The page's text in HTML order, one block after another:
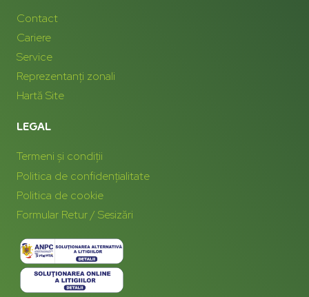
Contact
Cariere
Service
Reprezentanți zonali
Hartă Site
LEGAL
Termeni și condiții
Politica de confidențialitate
Politica de cookie
Formular Retur / Sesizări